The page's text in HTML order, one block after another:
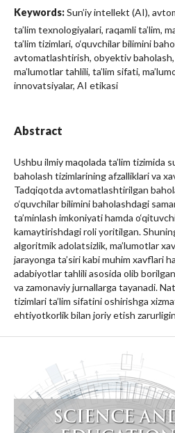
Keywords:Sun’iy intellekt (AI),
ta’lim texnologiyalari, raqamli ta’lim,
ta’lim tizimlari, o‘quvchilar bilimini
avtomatlashtirish, obyektiv baholash,
ma’lumotlar tahlili, ta’lim sifati,
innovatsiyalar, AI etikasi
Abstract
Ushbu ilmiy maqolada ta’lim tizimida
baholash tizimlarining afzalliklari va
Tadqiqotda avtomatlashtirilgan
o‘quvchilar bilimini baholashdagi
ta’minlash imkoniyati hamda
kamaytirishdagi roli yoritilgan.
algoritmik adolatsizlik, ma’lumotlar
jarayonga ta’siri kabi muhim xavflari
adabiyotlar tahlili asosida olib
va zamonaviy jurnallarga tayanadi.
tizimlari ta’lim sifatini oshirishga
ehtiyotkorlik bilan joriy etish